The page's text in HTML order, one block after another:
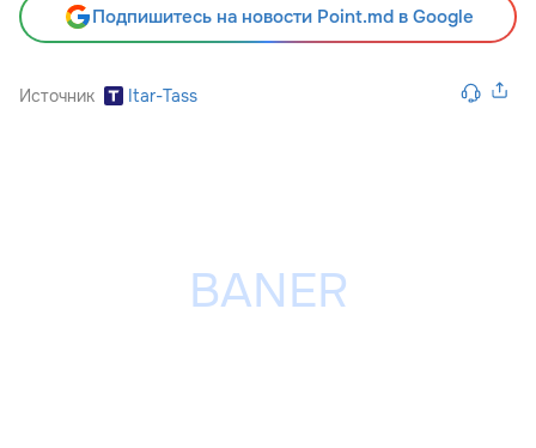
Подпишитесь на новости Point.md в Google
Источник Itar-Tass